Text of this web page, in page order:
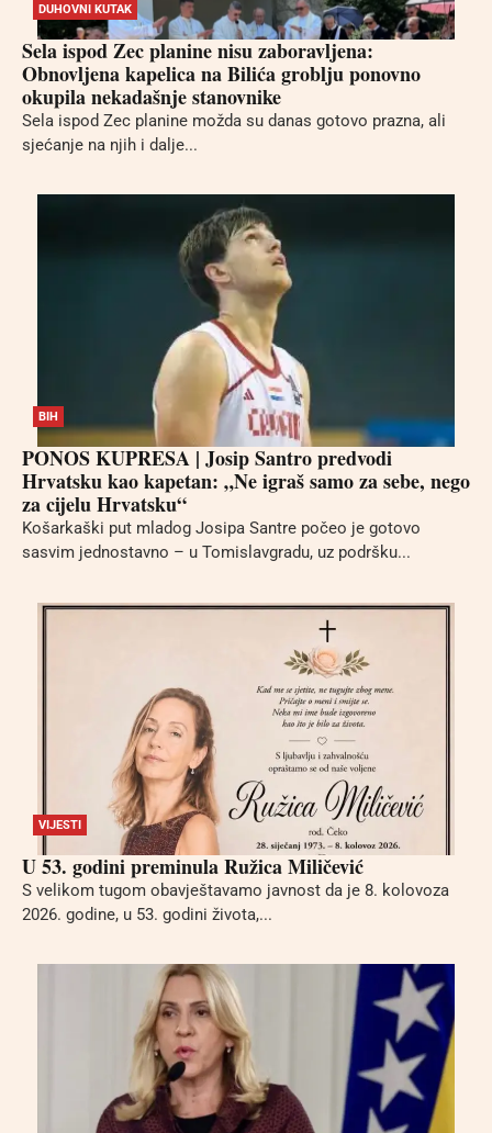
DUHOVNI KUTAK
Sela ispod Zec planine nisu zaboravljena:
Obnovljena kapelica na Bilića groblju ponovno
okupila nekadašnje stanovnike
Sela ispod Zec planine možda su danas gotovo prazna, ali
sjećanje na njih i dalje...
BIH
PONOS KUPRESA | Josip Santro predvodi
Hrvatsku kao kapetan: „Ne igraš samo za sebe, nego
za cijelu Hrvatsku“
Košarkaški put mladog Josipa Santre počeo je gotovo
sasvim jednostavno – u Tomislavgradu, uz podršku...
VIJESTI
U 53. godini preminula Ružica Miličević
S velikom tugom obavještavamo javnost da je 8. kolovoza
2026. godine, u 53. godini života,...